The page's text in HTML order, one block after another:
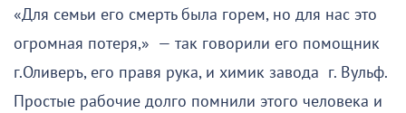
«Для семьи его смерть была горем, но для нас это
огромная потеря,» — так говорили его помощник
г.Оливеръ, его правя рука, и химик завода г. Вульф.
Простые рабочие долго помнили этого человека и